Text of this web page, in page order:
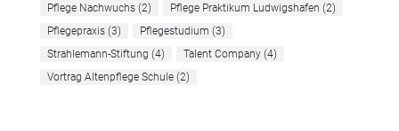
Pflege Nachwuchs(2) Pflege Praktikum Ludwigshafen (2)
Pflegepraxis(3) Pflegestudium (3)
Strahlemann-Stiftung (4) Talent Company(4)
Vortrag Altenpflege Schule(2)